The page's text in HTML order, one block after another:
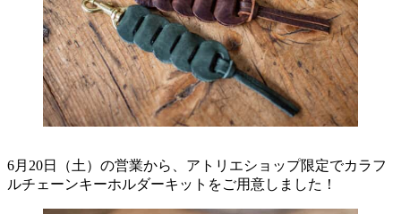
6月20日（土）の営業から、アトリエショップ限定でカラフ
ルチェーンキーホルダーキットをご用意しました！